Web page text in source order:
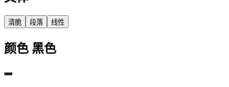
清脆 段落 线性
颜色 黑色